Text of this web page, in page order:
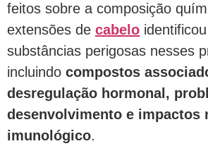
feitos sobre a composição
extensões de cabelo
substâncias perigosas nesses
incluindo compostos
desregulação hormonal,
desenvolvimento e impactos
imunológico.